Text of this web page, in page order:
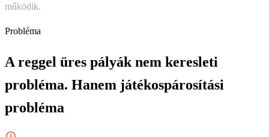
működik.
Probléma
A reggel üres pályák nem keresleti
probléma. Hanem játékospárosítási
probléma